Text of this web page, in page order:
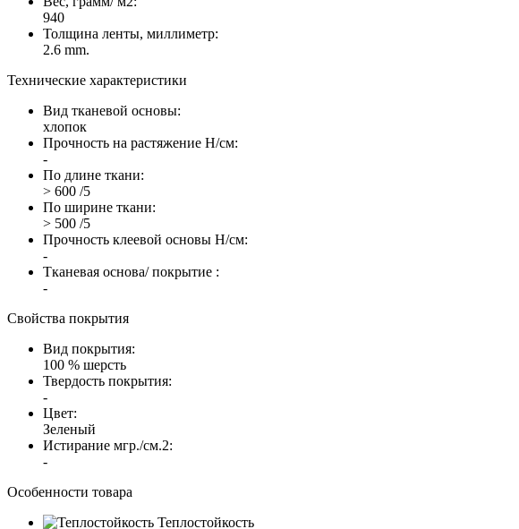
940
Толщина ленты, миллиметр:
2.6 mm.
Технические характеристики
Вид тканевой основы:
хлопок
Прочность на растяжение Н/см:
-
По длине ткани:
> 600 /5
По ширине ткани:
> 500 /5
Прочность клеевой основы Н/см:
-
Тканевая основа/ покрытие :
-
Свойства покрытия
Вид покрытия:
100 % шерсть
Твердость покрытия:
-
Цвет:
Зеленый
Истирание мгр./см.2:
-
Особенности товара
Теплостойкость